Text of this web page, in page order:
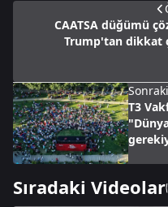
CAATSA düğümü
Trump'tan dikkat
T3
Sıradaki Videolar